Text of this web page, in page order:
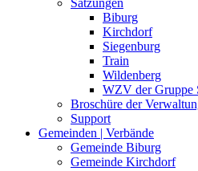
Satzungen
Biburg
Kirchdorf
Siegenburg
Train
Wildenberg
WZV der Gruppe
Broschüre der
Support
Gemeinden | Verbände
Gemeinde Biburg
Gemeinde Kirchdorf